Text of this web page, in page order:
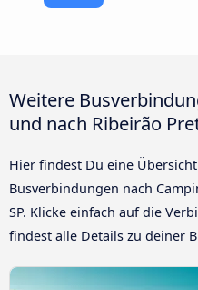
Weitere
und nach Ribeirão
Hier findest Du eine
Busverbindungen nach
SP. Klicke einfach auf die
findest alle Details zu deiner